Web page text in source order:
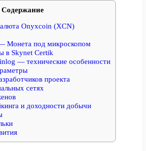
Содержание
Onyxcoin (XCN)
Монета под микроскопом
в Skynet Certik
— технические особенности
проекта
сетях
и доходности добычи